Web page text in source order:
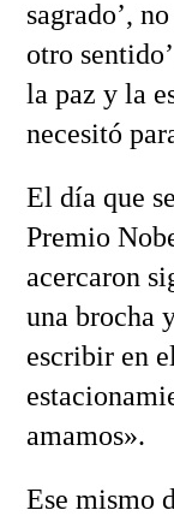
sagrado’,
otro
la paz y la
necesitó
El día que
Premio
acercaron
una brocha
escribir en
amamos».
Ese mismo